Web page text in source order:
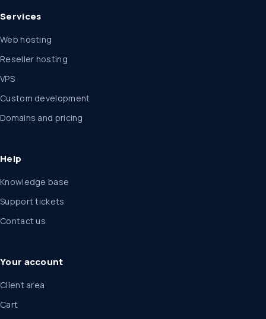
Services
Web hosting
Reseller hosting
VPS
Custom development
Domains and pricing
Help
Knowledge base
Support tickets
Contact us
Your account
Client area
Cart